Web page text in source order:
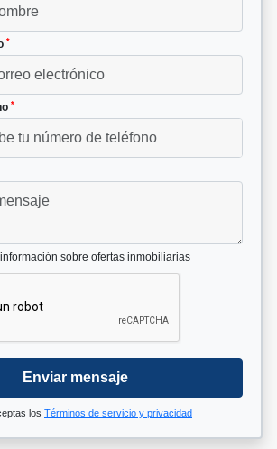
*
*
sobre ofertas inmobiliarias
Enviar mensaje
los Términos de servicio y privacidad